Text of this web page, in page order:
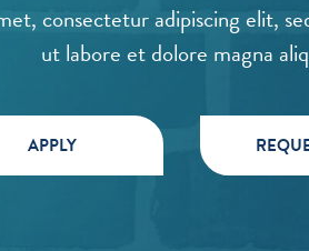
consectetur adipiscing elit,
ut labore et dolore magna
APPLY